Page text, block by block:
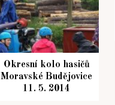
Okresní kolo hasičů
Moravské Budějovice
11. 5. 2014